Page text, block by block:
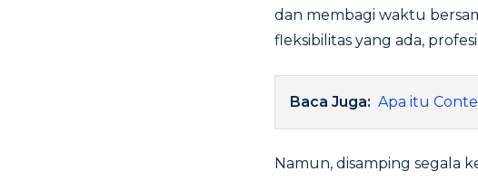
dan membagi waktu
fleksibilitas yang ada,
Baca Juga: Apa itu
Namun, disamping segala